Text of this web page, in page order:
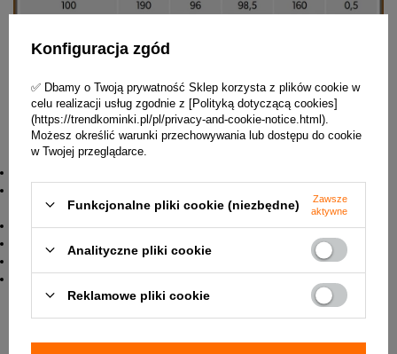
Dane techniczne anemostatu:
proszkowo
Kolor - czarny mat
Regulowany
Max temperatura pracy - 180*C
Ramka montażowa z blachy ocynkowanej w komplecie
Konfiguracja zgód
✅ Dbamy o Twoją prywatność Sklep korzysta z plików cookie w
celu realizacji usług zgodnie z [Polityką dotyczącą cookies]
(https://trendkominki.pl/pl/privacy-and-cookie-notice.html).
Możesz określić warunki przechowywania lub dostępu do cookie
w Twojej przeglądarce.
Funkcjonalne pliki cookie (niezbędne)
Zawsze
aktywne
Analityczne pliki cookie
Reklamowe pliki cookie